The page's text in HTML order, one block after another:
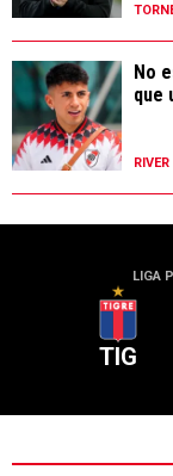
No
que
LIGA
TIG